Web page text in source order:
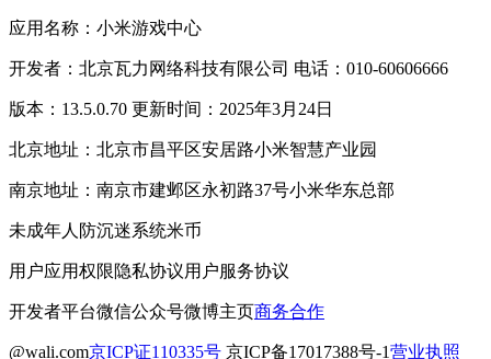
应用名称：小米游戏中心
开发者：北京瓦力网络科技有限公司 电话：010-60606666
版本：13.5.0.70 更新时间：2025年3月24日
北京地址：北京市昌平区安居路小米智慧产业园
南京地址：南京市建邺区永初路37号小米华东总部
未成年人防沉迷系统米币
用户应用权限隐私协议用户服务协议
开发者平台微信公众号微博主页商务合作
@wali.com京ICP证110335号 京ICP备17017388号-1营业执照